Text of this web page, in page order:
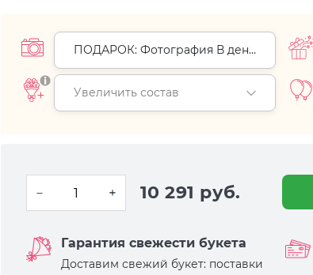
ПОДАРОК: Фотография В день
доставки (+0 руб.)
Увеличить состав
10 291 руб.
Гарантия свежести букета
Доставим свежий букет: поставки